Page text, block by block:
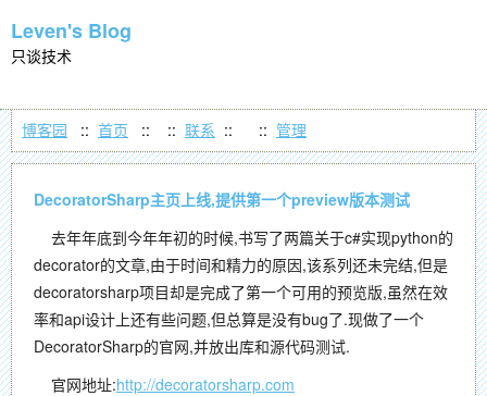
Leven's Blog
只谈技术
博客园 :: 首页 :: :: 联系 :: :: 管理
DecoratorSharp主页上线,提供第一个preview版本测试
去年年底到今年年初的时候,书写了两篇关于c#实现python的
decorator的文章,由于时间和精力的原因,该系列还未完结,但是
decoratorsharp项目却是完成了第一个可用的预览版,虽然在效
率和api设计上还有些问题,但总算是没有bug了.现做了一个
DecoratorSharp的官网,并放出库和源代码测试.
官网地址:http://decoratorsharp.com